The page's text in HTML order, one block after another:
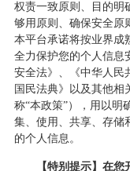
权责一致原则、目的明
够用原则、确保安全原
本平台承诺将按业界成
全力保护您的个人信息
安全法》、《中华人民
国民法典》以及其他
称“本政策”），用以明
集、使用、共享、存储
的个人信息。
【特别提示】在